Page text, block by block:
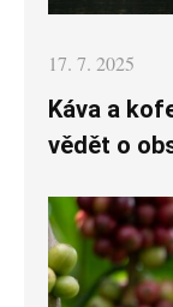
Posted
on
17. 7. 2025
Káva a
vědět o